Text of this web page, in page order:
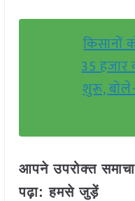
किसानों
35 हजार
शुरू,
आपने उपरोक्त
पढ़ा: हमसे जुड़ें